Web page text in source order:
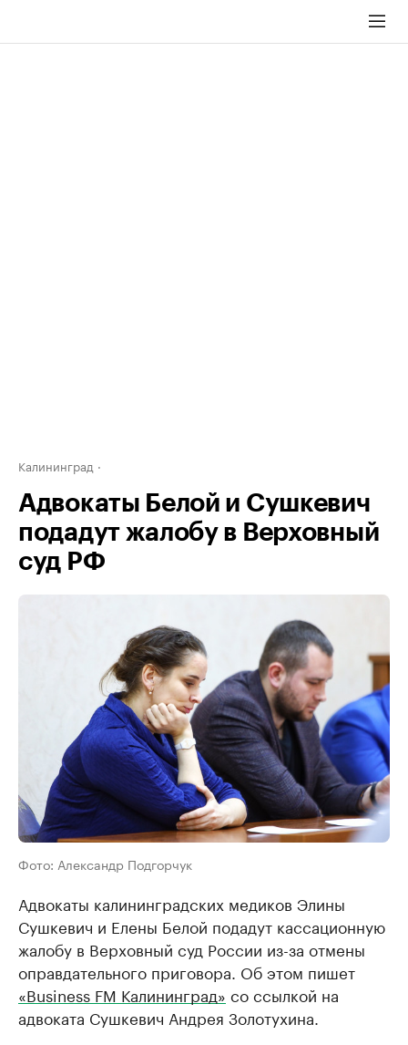
Калининград
Адвокаты Белой и Сушкевич
подадут жалобу в Верховный
суд РФ
Фото: Александр Подгорчук
Адвокаты калининградских медиков Элины
Сушкевич и Елены Белой подадут кассационную
жалобу в Верховный суд России из-за отмены
оправдательного приговора. Об этом пишет
«Business FM Калининград» со ссылкой на
адвоката Сушкевич Андрея Золотухина.